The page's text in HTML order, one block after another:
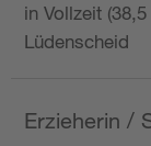
in Vollzeit
Lüdenscheid
Erzieherin /